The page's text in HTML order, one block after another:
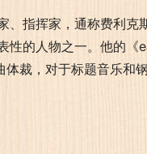
、指挥家，通称费利克
的人物之一。他的《
裁，对于标题音乐和